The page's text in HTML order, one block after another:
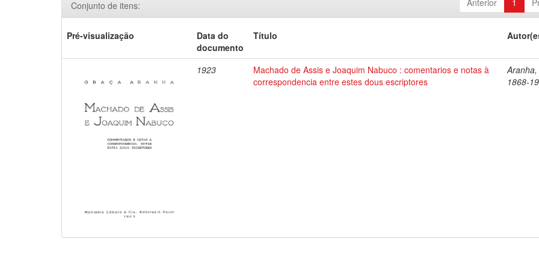
Anterior 1
Conjunto de itens:
Pré-visualização
Data do
documento
Título
1923
Machado de Assis e Joaquim Nabuco : comentarios e notas à
correspondencia entre estes dous escriptores
1868-